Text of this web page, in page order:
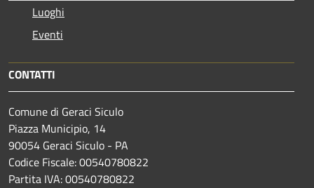
Luoghi
Eventi
CONTATTI
Comune di Geraci Siculo
Piazza Municipio, 14
90054 Geraci Siculo - PA
Codice Fiscale: 00540780822
Partita IVA: 00540780822